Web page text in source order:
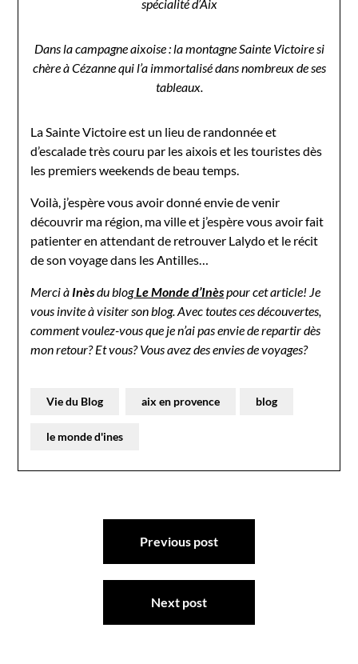
spécialité d’Aix
Dans la campagne aixoise : la montagne Sainte Victoire si
chère à Cézanne qui l’a immortalisé dans nombreux de ses
tableaux.
La Sainte Victoire est un lieu de randonnée et
d’escalade très couru par les aixois et les touristes dès
les premiers weekends de beau temps.
Voilà, j’espère vous avoir donné envie de venir
découvrir ma région, ma ville et j’espère vous avoir fait
patienter en attendant de retrouver Lalydo et le récit
de son voyage dans les Antilles…
Merci à Inèsdu blogLe Monde d’Inèspour cet article! Je
vous invite à visiter son blog. Avec toutes ces découvertes,
comment voulez-vous que je n’ai pas envie de repartir dès
mon retour? Et vous? Vous avez des envies de voyages?
Vie du Blog aix en provence blog
le monde d'ines
Navigation
Previous post
Next post